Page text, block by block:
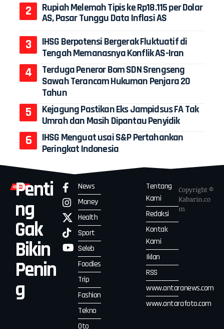
Rupiah Melemah Tipis ke Rp18.115 per Dolar
AS, Pasar Tunggu Data Inflasi AS
IHSG Berpotensi Bergerak Fluktuatif di
Tengah Memanasnya Konflik AS-Iran
Terduga Peneror Bom SDN Srengseng
Sawah Terancam Hukuman Penjara 20
Tahun
Kejagung Pastikan Eks Jampidsus FA Tak
Umrah dan Masih Dipantau Penyidik
IHSG Menguat usai S&P Pertahankan
Peringkat Indonesia
Penti
ng
Gak
Bikin
Penin
g
News
Money
Health
Sport
Seleb
Foodies
Trip
Fashion
Tekno
Oto
Tentang
Kami
Redaksi
Kontak
Kami
Iklan
RSS
www.antaranews.com
www.antarafoto.com
Copyright ©
Kabarin.co
m